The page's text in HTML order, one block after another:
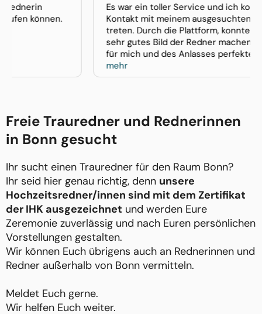
Es war ein toller Service und ich konnte sofort in
Kontakt mit meinem ausgesuchten Redner
treten. Durch die Plattform, konnte ich mir ein
sehr gutes Bild der Redner machen und habe den
für mich und des Anlasses perfekten Redner
gefunden. Vielen herzlichen Dank dafür. Katja
Seemeier
Freie Trauredner und Rednerinnen
in Bonn gesucht
Ihr sucht einen Trauredner für den Raum Bonn?
Ihr seid hier genau richtig, denn unsere
Hochzeitsredner/innen sind mit dem Zertifikat
der IHK ausgezeichnet und werden Eure
Zeremonie zuverlässig und nach Euren persönlichen
Vorstellungen gestalten.
Wir können Euch übrigens auch an Rednerinnen und
Redner außerhalb von Bonn vermitteln.
Meldet Euch gerne.
Wir helfen Euch weiter.